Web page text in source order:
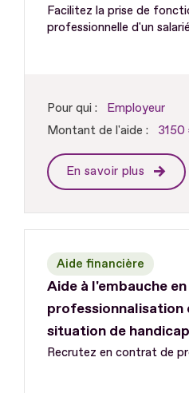
Facilitez la prise de
professionnelle d'un
Pour qui :
Employeur
Montant de l'aide :
3150
En savoir plus
Aide à l'embauche
professionnalisation
situation de handicap
Aide financière
Recrutez en contrat de